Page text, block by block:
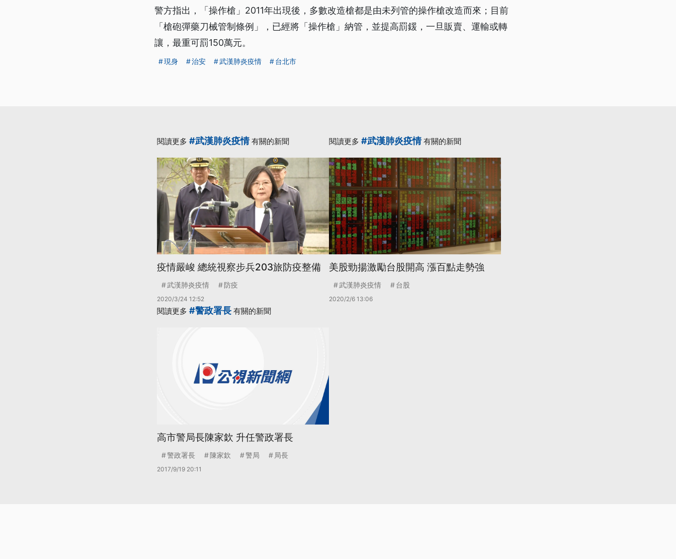
警方指出，「操作槍」2011年出現後，多數改造槍都是由未列管的操作槍改造而來；目前
「槍砲彈藥刀械管制條例」，已經將「操作槍」納管，並提高罰鍰，一旦販賣、運輸或轉
讓，最重可罰150萬元。
現身 治安 武漢肺炎疫情 台北市
閱讀更多 #武漢肺炎疫情有關的新聞
疫情嚴峻 總統視察步兵203旅防疫整備
武漢肺炎疫情 防疫
2020/3/24 12:52
閱讀更多 #武漢肺炎疫情有關的新聞
美股勁揚激勵台股開高 漲百點走勢強
武漢肺炎疫情 台股
2020/2/6 13:06
閱讀更多 #警政署長 有關的新聞
高市警局長陳家欽 升任警政署長
警政署長 陳家欽 警局 局長
2017/9/19 20:11